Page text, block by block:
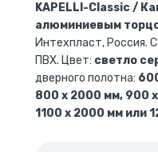
KAPELLI-Classic /
алюминиевым
Интехпласт, Россия.
ПВХ. Цвет: светло
дверного полотна:
800 x 2000 мм, 900
1100 x 2000 мм или